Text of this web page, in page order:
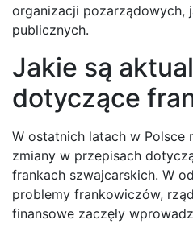
organizacji pozarządowych,
publicznych.
Jakie są
dotyczące
W ostatnich latach w Polsce
zmiany w przepisach
frankach szwajcarskich. W
problemy frankowiczów,
finansowe zaczęły